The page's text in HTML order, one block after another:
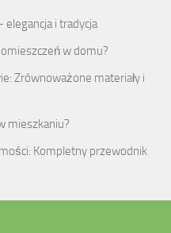
i tradycja
w domu?
Zrównoważone materiały i
mieszkaniu?
Kompletny przewodnik